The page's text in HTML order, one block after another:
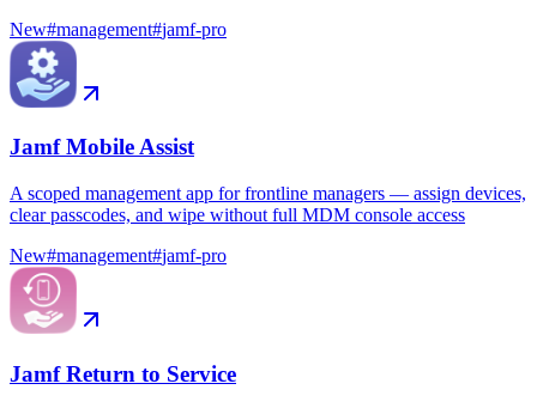
New#management#jamf-pro
Jamf Mobile Assist
A scoped management app for frontline managers — assign devices,
clear passcodes, and wipe without full MDM console access
New#management#jamf-pro
Jamf Return to Service